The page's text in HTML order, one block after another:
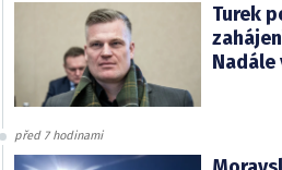
Turek
Nadále
před 7 hodinami